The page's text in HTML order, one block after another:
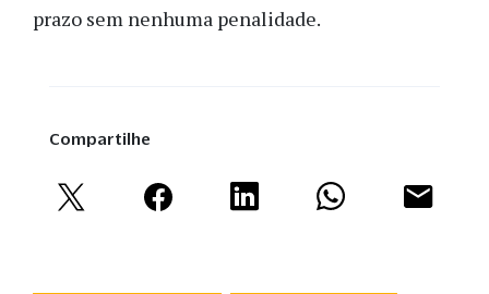
prazo sem nenhuma penalidade.
Compartilhe